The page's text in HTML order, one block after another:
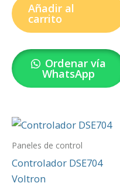
Añadir al
carrito
Ordenar vía
WhatsApp
Paneles de control
Controlador DSE704
Voltron